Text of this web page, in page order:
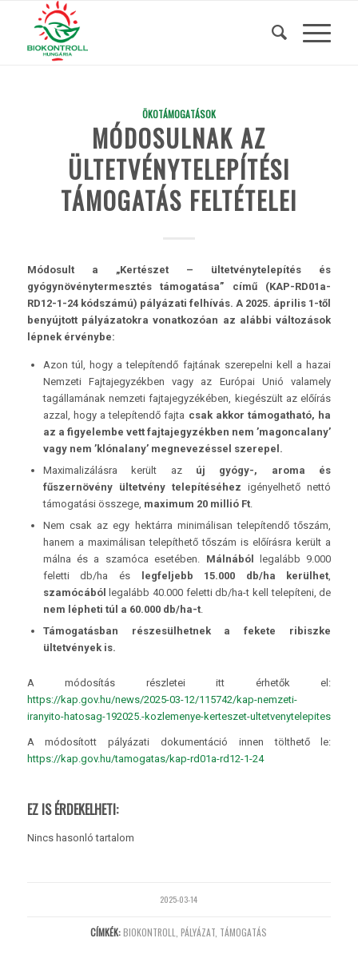
ÖKOTÁMOGATÁSOK
MÓDOSULNAK AZ
ÜLTETVÉNYTELEPÍTÉSI
TÁMOGATÁS FELTÉTELEI
Módosult a „Kertészet – ültetvénytelepítés és
gyógynövénytermesztés támogatása” című (KAP-RD01a-
RD12-1-24 kódszámú) pályázati felhívás. A 2025. április 1-től
benyújtott pályázatokra vonatkozóan az alábbi változások
lépnek érvénybe:
Azon túl, hogy a telepítendő fajtának szerepelni kell a hazai
Nemzeti Fajtajegyzékben vagy az Európai Unió valamely
tagállamának nemzeti fajtajegyzékében, kiegészült az előírás
azzal, hogy a telepítendő fajta csak akkor támogatható, ha
az a figyelembe vett fajtajegyzékben nem ’magoncalany’
vagy nem ’klónalany’ megnevezéssel szerepel.
Maximalizálásra került az új gyógy-, aroma és
fűszernövény ültetvény telepítéséhez igényelhető nettó
támogatási összege, maximum 20 millió Ft.
Nem csak az egy hektárra minimálisan telepítendő tőszám,
hanem a maximálisan telepíthető tőszám is előírásra került a
málna és a szamóca esetében. Málnából
legalább 9.000
feletti db/ha és
legfeljebb 15.000 db/ha kerülhet,
szamócából
legalább 40.000 feletti db/ha-t kell telepíteni, de
nem lépheti túl a 60.000 db/ha-t.
Támogatásban részesülhetnek a fekete ribiszke
ültetvények is.
A módosítás részletei itt érhetők el:
https://kap.gov.hu/news/2025-03-12/115742/kap-nemzeti-
iranyito-hatosag-192025.-kozlemenye-kerteszet-ultetvenytelepites
A módosított pályázati dokumentáció innen tölthető le:
https://kap.gov.hu/tamogatas/kap-rd01a-rd12-1-24
EZ IS ÉRDEKELHETI:
Nincs hasonló tartalom
2025-03-14
CÍMKÉK: BIOKONTROLL PÁLYÁZAT TÁMOGATÁS